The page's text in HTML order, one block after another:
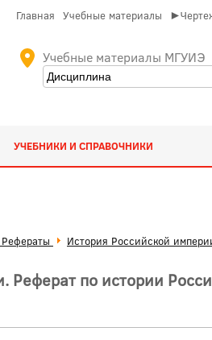
Главная Учебные материалы
Учебные материалы МГУИЭ
УЧЕБНИКИ И СПРАВОЧНИКИ
История Российской
Реферат по истории